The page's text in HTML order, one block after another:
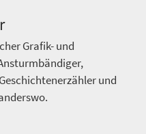
Grafik- und
und